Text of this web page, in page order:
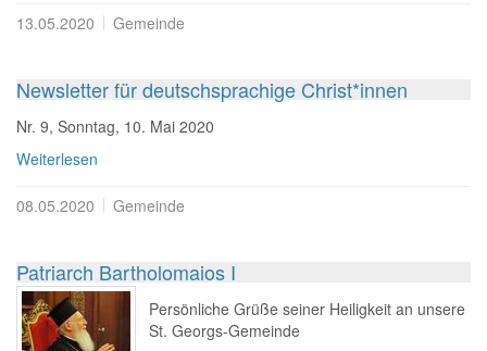
13.05.2020 Gemeinde
Newsletter für deutschsprachige Christ*innen
Nr. 9, Sonntag, 10. Mai 2020
Weiterlesen
08.05.2020 Gemeinde
Patriarch Bartholomaios I
Persönliche Grüße seiner Heiligkeit an unsere
St. Georgs-Gemeinde